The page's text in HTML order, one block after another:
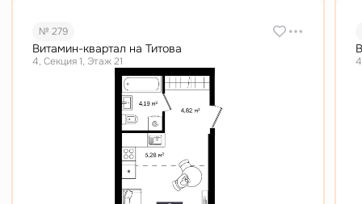
№ 279
Витамин-квартал на Титова
4, Секция 1, Этаж 21